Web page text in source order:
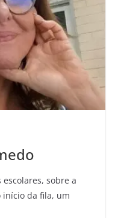
sobre a
início da fila, um